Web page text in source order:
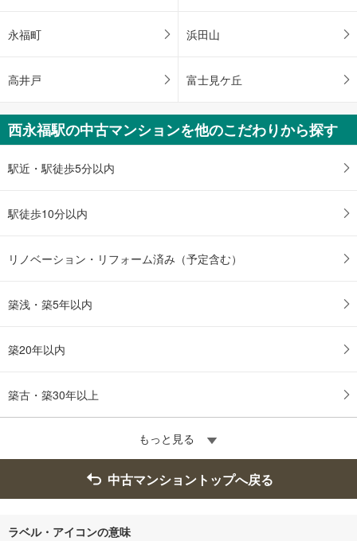
に
す
永福町 浜田山
高井戸 富士見ケ丘
西永福駅の中古マンションを他のこだわりから探す
駅近・駅徒歩5分以内
駅徒歩10分以内
リノベーション・リフォーム済み（予定含む）
築浅・築5年以内
築20年以内
築古・築30年以上
もっと見る
中古マンショントップへ戻る
ラベル・アイコンの意味